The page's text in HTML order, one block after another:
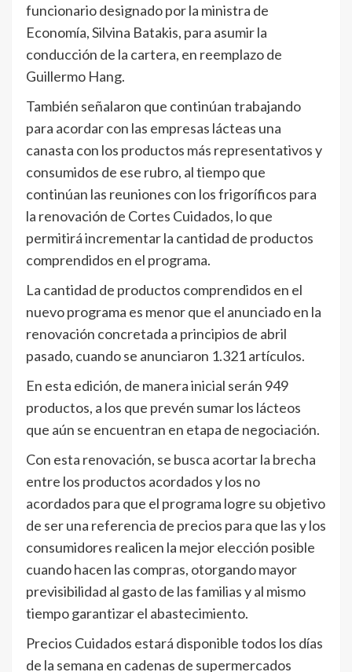
funcionario designado por la ministra de
Economía, Silvina Batakis, para asumir la
conducción de la cartera, en reemplazo de
Guillermo Hang.
También señalaron que continúan trabajando
para acordar con las empresas lácteas una
canasta con los productos más representativos y
consumidos de ese rubro, al tiempo que
continúan las reuniones con los frigoríficos para
la renovación de Cortes Cuidados, lo que
permitirá incrementar la cantidad de productos
comprendidos en el programa.
La cantidad de productos comprendidos en el
nuevo programa es menor que el anunciado en la
renovación concretada a principios de abril
pasado, cuando se anunciaron 1.321 artículos.
En esta edición, de manera inicial serán 949
productos, a los que prevén sumar los lácteos
que aún se encuentran en etapa de negociación.
Con esta renovación, se busca acortar la brecha
entre los productos acordados y los no
acordados para que el programa logre su objetivo
de ser una referencia de precios para que las y los
consumidores realicen la mejor elección posible
cuando hacen las compras, otorgando mayor
previsibilidad al gasto de las familias y al mismo
tiempo garantizar el abastecimiento.
Precios Cuidados estará disponible todos los días
de la semana en cadenas de supermercados